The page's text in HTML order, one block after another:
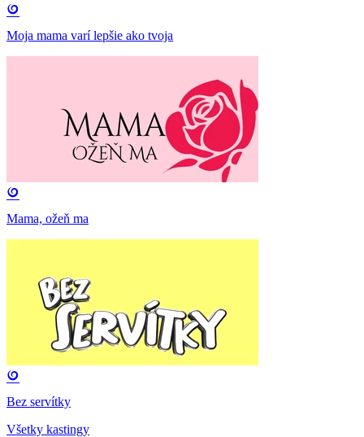
Moja mama varí lepšie ako tvoja
Mama, ožeň ma
Bez servítky
Všetky kastingy